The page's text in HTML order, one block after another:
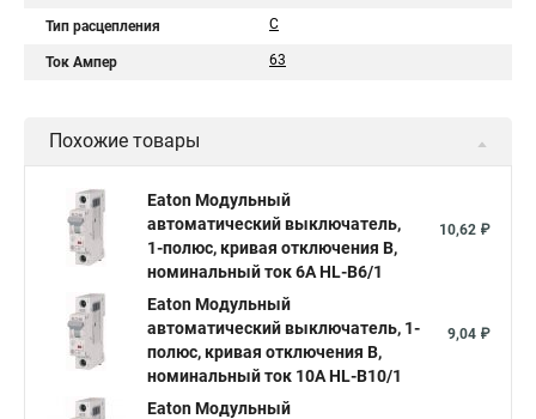
Тип расцепления C
Ток Ампер 63
Похожие товары
Eaton Модульный
автоматический выключатель,
1-полюс, кривая отключения B,
номинальный ток 6А HL-B6/1
10,62 ₽
Eaton Модульный
автоматический выключатель, 1-
полюс, кривая отключения B,
номинальный ток 10А HL-B10/1
9,04 ₽
Eaton Модульный